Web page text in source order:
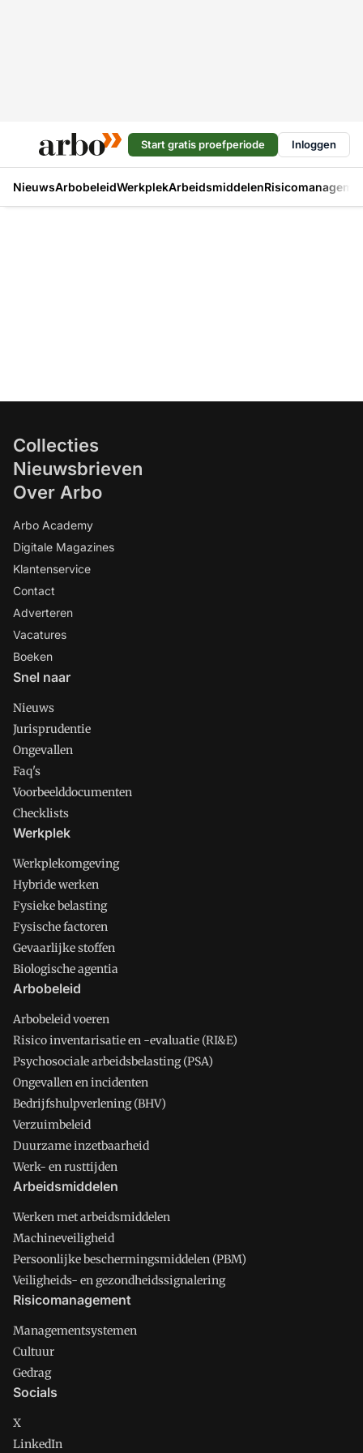
Start gratis proefperiode Inloggen
NieuwsArbobeleidWerkplekArbeidsmiddelen
Collecties
Nieuwsbrieven
Over Arbo
Arbo Academy
Digitale Magazines
Klantenservice
Contact
Adverteren
Vacatures
Boeken
Snel naar
Nieuws
Jurisprudentie
Ongevallen
Faq's
Voorbeelddocumenten
Checklists
Werkplek
Werkplekomgeving
Hybride werken
Fysieke belasting
Fysische factoren
Gevaarlijke stoffen
Biologische agentia
Arbobeleid
Arbobeleid voeren
Risico inventarisatie en -evaluatie (RI&E)
Psychosociale arbeidsbelasting (PSA)
Ongevallen en incidenten
Bedrijfshulpverlening (BHV)
Verzuimbeleid
Duurzame inzetbaarheid
Werk- en rusttijden
Arbeidsmiddelen
Werken met arbeidsmiddelen
Machineveiligheid
Persoonlijke beschermingsmiddelen (PBM)
Veiligheids- en gezondheidssignalering
Risicomanagement
Managementsystemen
Cultuur
Gedrag
Socials
X
LinkedIn